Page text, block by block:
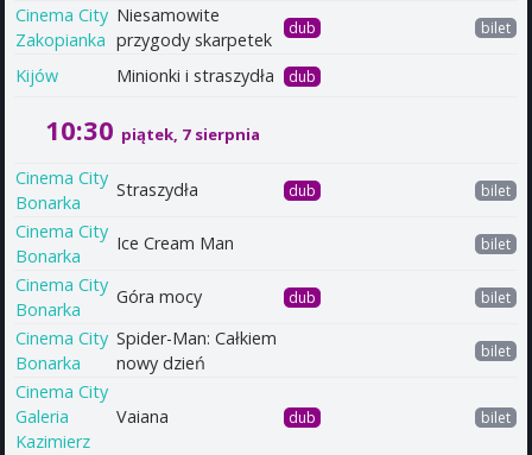
Cinema City
Zakopianka
Niesamowite
przygody skarpetek
dub bilet
Kijów Minionki i straszydła dub
10:30 piątek, 7 sierpnia
Cinema City
Bonarka
Straszydła dub bilet
Cinema City
Bonarka
Ice Cream Man bilet
Cinema City
Bonarka
Góra mocy dub bilet
Cinema City
Bonarka
Spider-Man: Całkiem
nowy dzień
bilet
Cinema City
Galeria
Kazimierz
Vaiana dub bilet